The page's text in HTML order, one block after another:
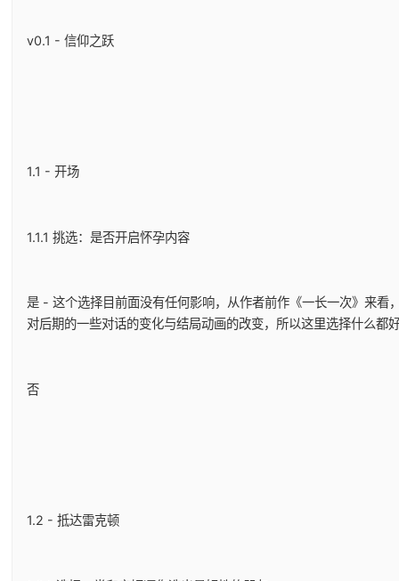
v0.1 - 信仰之跃
1.1 - 开场
1.1.1 挑选：是否开启怀孕内容
是 - 这个选择目前面没有任何影响，从作者前作《一长一次》来看
对后期的一些对话的变化与结局动画的改变，所以这里选择什么都
否
1.2 - 抵达雷克顿